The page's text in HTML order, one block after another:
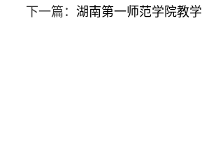
下一篇： 湖南第一师范学院教